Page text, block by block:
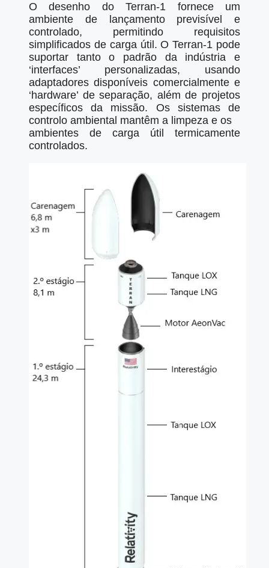
O desenho do Terran-1 fornece um
ambiente de lançamento previsível e
controlado, permitindo requisitos
simplificados de carga útil. O Terran-1 pode
suportar tanto o padrão da indústria e
‘interfaces’ personalizadas, usando
adaptadores disponíveis comercialmente e
‘hardware’ de separação, além de projetos
específicos da missão. Os sistemas de
controlo ambiental mantêm a limpeza e os
ambientes de carga útil termicamente
controlados.